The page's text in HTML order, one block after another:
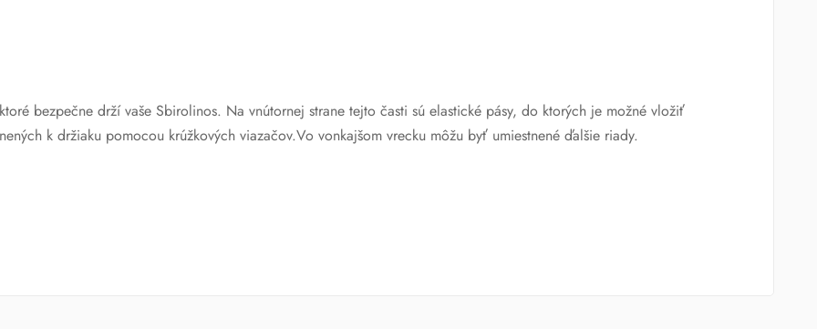
bezpečne drží vaše Sbirolinos. Na vnútornej strane tejto časti sú elastické pásy, do ktorých je možné vložiť
k držiaku pomocou krúžkových viazačov.Vo vonkajšom vrecku môžu byť umiestnené ďalšie riady.